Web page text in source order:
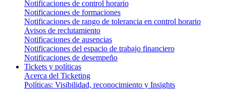
Notificaciones de control horario
Notificaciones de formaciones
Notificaciones de rango de tolerancia en control horario
Avisos de reclutamiento
Notificaciones de ausencias
Notificaciones del espacio de trabajo financiero
Notificaciones de desempeño
Tickets y políticas
Acerca del Ticketing
Políticas: Visibilidad, reconocimiento y Insights